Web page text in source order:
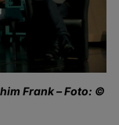
Frank – Foto: ©